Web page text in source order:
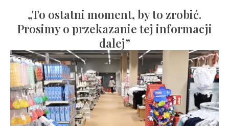
„To ostatni moment, by to zrobić.
Prosimy o przekazanie tej informacji
dalej”